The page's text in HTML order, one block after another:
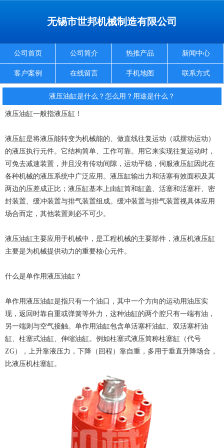
无锡市世邦机械制造有限公司
公司首页 公司简介 热推产品 新闻中心
客户案例 在线留言 手机地图 联系方式
液压油缸是什么？怎么用？用途是什么？
液压油缸一般指液压缸！
液压缸是将液压能转变为机械能的、做直线往复运动（或摆动运动）
的液压执行元件。它结构简单、工作可靠。用它来实现往复运动时，
可免去减速装置，并且没有传动间隙，运动平稳，伺服液压缸因此在
各种机械的液压系统中广泛应用。液压缸输出力和活塞有效面积及其
两边的压差成正比；液压缸基本上由缸筒和缸盖、活塞和活塞杆、密
封装置、缓冲装置与排气装置组成。缓冲装置与排气装置视具体应用
场合而定，其他装置则必不可少。
液压油缸主要应用于机械中，是工程机械的主要部件，液压机液压缸
主要是为机械提供动力的重要核心元件。
什么是单作用液压油缸？
单作用液压油缸是指只有一个油口，其中一个方向的运动用油压实
现，返回时靠自重或弹簧等外力，这种油缸的两个腔只有一端有油，
另一端则与空气接触。单作用油缸包含单活塞杆油缸、双活塞杆油
缸、柱塞式油缸、伸缩油缸。例如柱塞式液压简称柱塞缸（代号
ZG），上升靠液压力，下降（回程）靠自重，多用于垂直升降场合，
比液压机柱塞缸。